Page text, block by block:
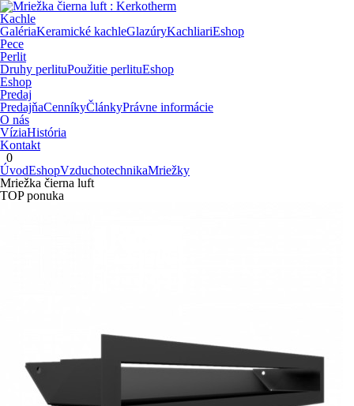
Kachle
GalériaKeramické kachleGlazúryKachliariEshop
Pece
Perlit
Druhy perlituPoužitie perlituEshop
Eshop
Predaj
PredajňaCenníkyČlánkyPrávne informácie
O nás
VíziaHistória
Kontakt
0
ÚvodEshopVzduchotechnikaMriežky
Mriežka čierna luft
TOP ponuka